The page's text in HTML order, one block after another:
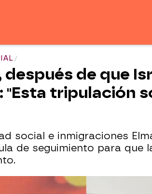
después de que
tripulación
social e inmigraciones
de seguimiento para
El ejército de Israel intercepta